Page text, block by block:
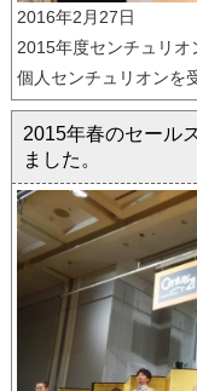
2016年2月27日
2015年度センチュリオ
個人センチュリオンを
2015年春のセール
ました。